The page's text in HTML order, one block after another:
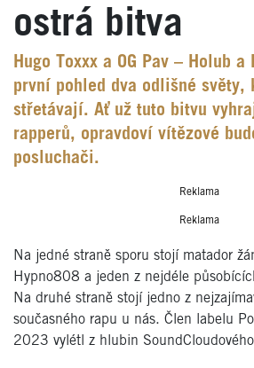
ostrá bitva
Hugo Toxxx a OG Pav – Holub a
první pohled dva odlišné světy,
střetávají. Ať už tuto bitvu
rapperů, opravdoví vítězové
posluchači.
Reklama
Reklama
Na jedné straně sporu stojí matador
Hypno808 a jeden z nejdéle
Na druhé straně stojí jedno z
současného rapu u nás. Člen labelu
2023 vylétl z hlubin